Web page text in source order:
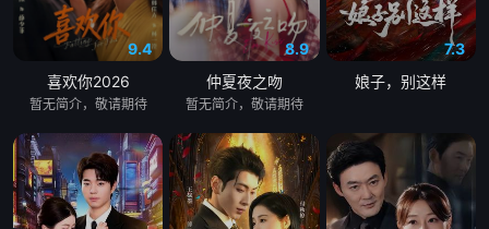
9.4
喜欢你2026
暂无简介，敬请期待
8.9
仲夏夜之吻
暂无简介，敬请期待
7.3
娘子，别这样